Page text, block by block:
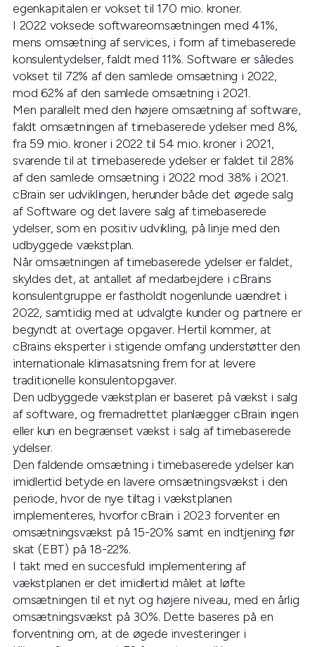
egenkapitalen er vokset til 170 mio. kroner.
I 2022 voksede softwareomsætningen med 41%,
mens omsætning af services, i form af timebaserede
konsulentydelser, faldt med 11%. Software er således
vokset til 72% af den samlede omsætning i 2022,
mod 62% af den samlede omsætning i 2021.
Men parallelt med den højere omsætning af software,
faldt omsætningen af timebaserede ydelser med 8%,
fra 59 mio. kroner i 2022 til 54 mio. kroner i 2021,
svarende til at timebaserede ydelser er faldet til 28%
af den samlede omsætning i 2022 mod 38% i 2021.
cBrain ser udviklingen, herunder både det øgede salg
af Software og det lavere salg af timebaserede
ydelser, som en positiv udvikling, på linje med den
udbyggede vækstplan.
Når omsætningen af timebaserede ydelser er faldet,
skyldes det, at antallet af medarbejdere i cBrains
konsulentgruppe er fastholdt nogenlunde uændret i
2022, samtidig med at udvalgte kunder og partnere er
begyndt at overtage opgaver. Hertil kommer, at
cBrains eksperter i stigende omfang understøtter den
internationale klimasatsning frem for at levere
traditionelle konsulentopgaver.
Den udbyggede vækstplan er baseret på vækst i salg
af software, og fremadrettet planlægger cBrain ingen
eller kun en begrænset vækst i salg af timebaserede
ydelser.
Den faldende omsætning i timebaserede ydelser kan
imidlertid betyde en lavere omsætningsvækst i den
periode, hvor de nye tiltag i vækstplanen
implementeres, hvorfor cBrain i 2023 forventer en
omsætningsvækst på 15-20% samt en indtjening før
skat (EBT) på 18-22%.
I takt med en succesfuld implementering af
vækstplanen er det imidlertid målet at løfte
omsætningen til et nyt og højere niveau, med en årlig
omsætningsvækst på 30%. Dette baseres på en
forventning om, at de øgede investeringer i